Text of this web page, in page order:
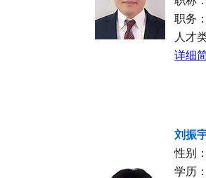
职务
人才
详细
刘振
性别
学历